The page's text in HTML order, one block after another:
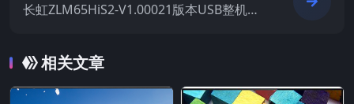
长虹ZLM65HiS2-V1.00021版本USB整机软
相关文章